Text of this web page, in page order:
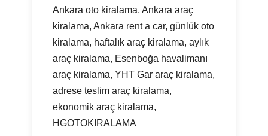
Ankara oto kiralama, Ankara araç
kiralama, Ankara rent a car, günlük oto
kiralama, haftalık araç kiralama, aylık
araç kiralama, Esenboğa havalimanı
araç kiralama, YHT Gar araç kiralama,
adrese teslim araç kiralama,
ekonomik araç kiralama,
HGOTOKIRALAMA